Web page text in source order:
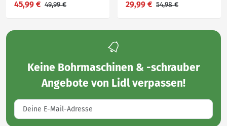
45,99 € 49,99 €
Ausstattung
29,99 € 54,98 €
Keine Bohrmaschinen & -schrauber
Angebote von Lidlverpassen!